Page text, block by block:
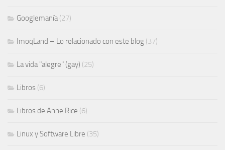
Googlemanía(27)
ImoqLand – Lo relacionado con este blog (37)
La vida "alegre" (gay) (25)
Libros (6)
Libros de Anne Rice (6)
Linux y Software Libre (35)